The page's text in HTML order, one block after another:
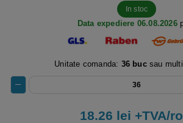
In stoc
Data expediere 06.08.2026
Unitate comanda: 36 bucsau
18.26 lei +TVA/